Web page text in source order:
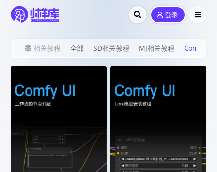
登录
相关教程 全部 SD相关教程 MJ相关教程 Comfy UI